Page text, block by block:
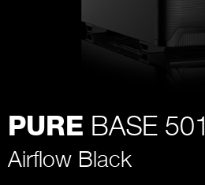
PURE BASE 501
Airflow Black